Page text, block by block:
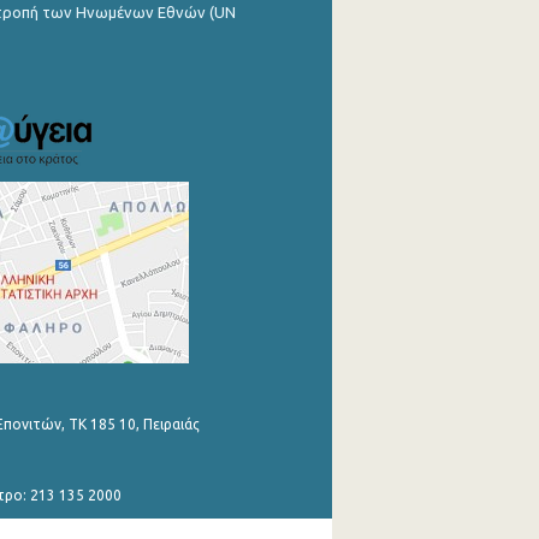
των Ηνωμένων Εθνών (UN
ΤΚ 185 10, Πειραιάς
213 135 2000